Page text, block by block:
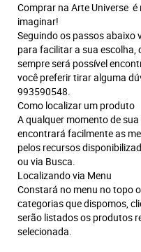
Comprar na Arte Universe
imaginar!
Seguindo os passos abaixo
para facilitar a sua
sempre será possível
você preferir tirar alguma
993590548.
Como localizar um produto
A qualquer momento de
encontrará facilmente as
pelos recursos
ou via Busca.
Localizando via Menu
Constará no menu no topo
categorias que dispomos,
serão listados os produtos
selecionada.